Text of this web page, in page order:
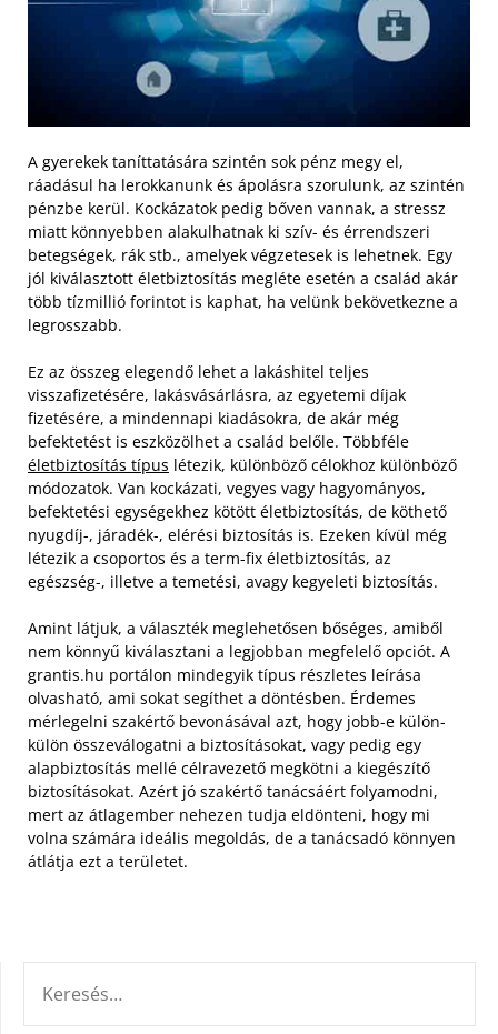
A gyerekek taníttatására szintén sok pénz megy el,
ráadásul ha lerokkanunk és ápolásra szorulunk, az szintén
pénzbe kerül. Kockázatok pedig bőven vannak, a stressz
miatt könnyebben alakulhatnak ki szív- és érrendszeri
betegségek, rák stb., amelyek végzetesek is lehetnek. Egy
jól kiválasztott életbiztosítás megléte esetén a család akár
több tízmillió forintot is kaphat, ha velünk bekövetkezne a
legrosszabb.
Ez az összeg elegendő lehet a lakáshitel teljes
visszafizetésére, lakásvásárlásra, az egyetemi díjak
fizetésére, a mindennapi kiadásokra, de akár még
befektetést is eszközölhet a család belőle. Többféle
életbiztosítás típus létezik, különböző célokhoz különböző
módozatok. Van kockázati, vegyes vagy hagyományos,
befektetési egységekhez kötött életbiztosítás, de köthető
nyugdíj-, járadék-, elérési biztosítás is. Ezeken kívül még
létezik a csoportos és a term-fix életbiztosítás, az
egészség-, illetve a temetési, avagy kegyeleti biztosítás.
Amint látjuk, a választék meglehetősen bőséges, amiből
nem könnyű kiválasztani a legjobban megfelelő opciót. A
grantis.hu portálon mindegyik típus részletes leírása
olvasható, ami sokat segíthet a döntésben. Érdemes
mérlegelni szakértő bevonásával azt, hogy jobb-e külön-
külön összeválogatni a biztosításokat, vagy pedig egy
alapbiztosítás mellé célravezető megkötni a kiegészítő
biztosításokat. Azért jó szakértő tanácsáért folyamodni,
mert az átlagember nehezen tudja eldönteni, hogy mi
volna számára ideális megoldás, de a tanácsadó könnyen
átlátja ezt a területet.